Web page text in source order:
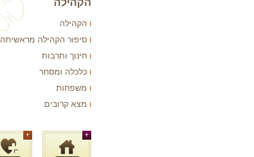
הקהילה
הקהילה
סיפור הקהילה מראשיתה
חינוך ותרבות
כלכלה ומסחר
משפחות
מצא קרובים